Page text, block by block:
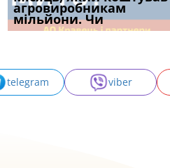
відшкодування шкоди
наявніс
агровиробникам
мільйони. Чи
печатка у 2026 році:
правила засто
telegram viber